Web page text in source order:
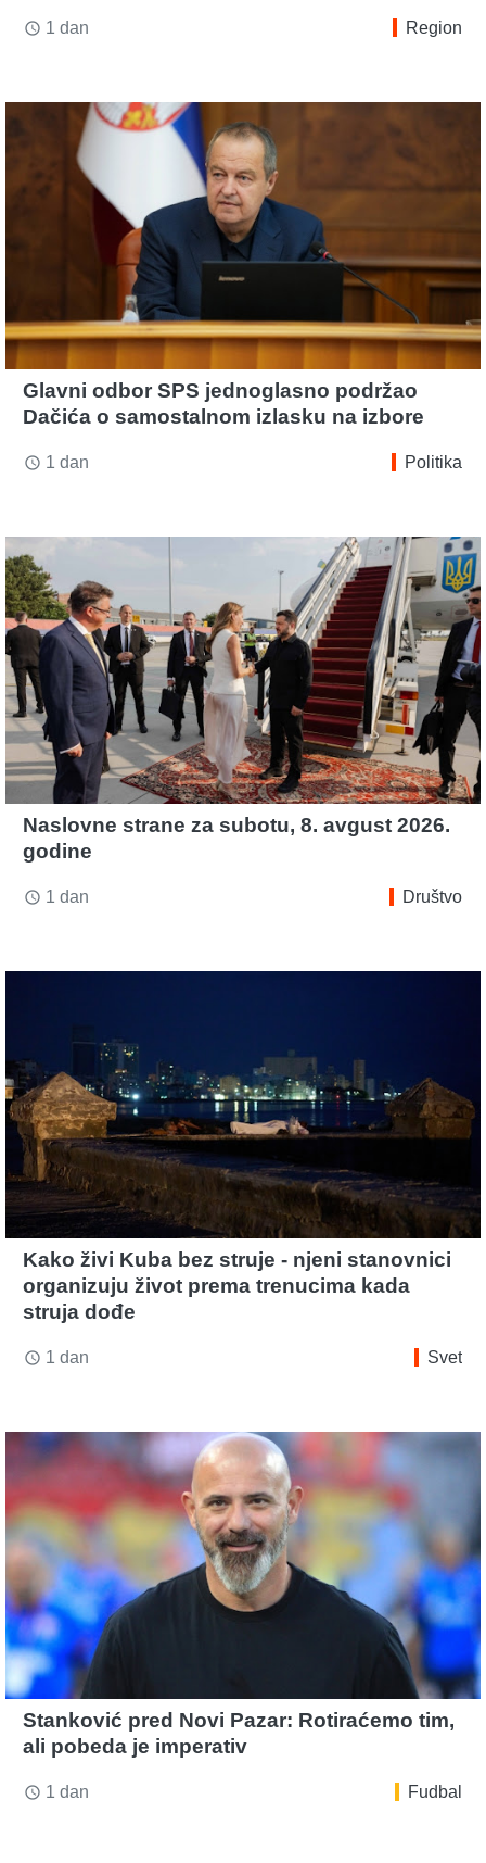
access_time 1 dan Region
Glavni odbor SPS jednoglasno podržao
Dačića o samostalnom izlasku na izbore
access_time 1 dan Politika
Naslovne strane za subotu, 8. avgust 2026.
godine
access_time 1 dan Društvo
Kako živi Kuba bez struje - njeni stanovnici
organizuju život prema trenucima kada
struja dođe
access_time 1 dan Svet
Stanković pred Novi Pazar: Rotiraćemo tim,
ali pobeda je imperativ
access_time 1 dan Fudbal